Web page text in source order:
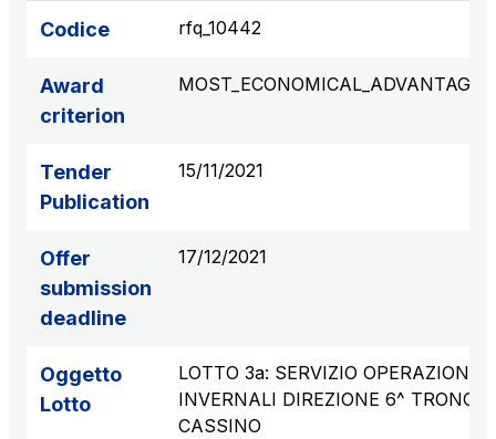
Codice rfq_10442
Award
criterion
Tender
Publication
15/11/2021
Offer
submission
deadline
17/12/2021
Oggetto
Lotto
LOTTO 3a: SERVIZIO OPERAZIONI
INVERNALI DIREZIONE 6^ TRONCO
CASSINO